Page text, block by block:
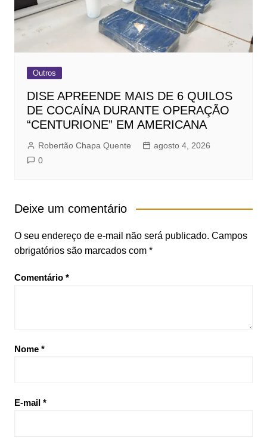
Outros
DISE APREENDE MAIS DE 6 QUILOS
DE COCAÍNA DURANTE OPERAÇÃO
“CENTURIONE” EM AMERICANA
Robertão Chapa Quente
agosto 4, 2026
0
Deixe um comentário
O seu endereço de e-mail não será publicado. Campos
obrigatórios são marcados com *
Comentário *
Nome *
E-mail *